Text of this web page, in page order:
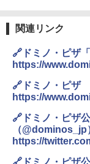
関連リンク
🔗ドミノ・ピザ
https://
🔗ドミノ・ピザ
https://
🔗ドミノ・ピザ
（@dominos_jp
https://
🔗ドミノ・ピザ